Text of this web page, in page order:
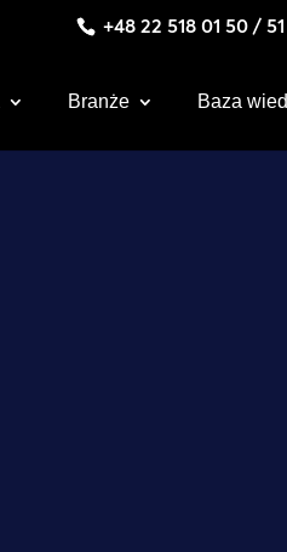
+48 22 518 01 50 /
Branże Baza